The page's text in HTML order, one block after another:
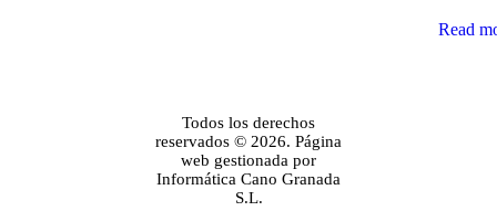
Read
Todos los derechos
reservados © 2026. Página
web gestionada por
Informática Cano Granada
S.L.